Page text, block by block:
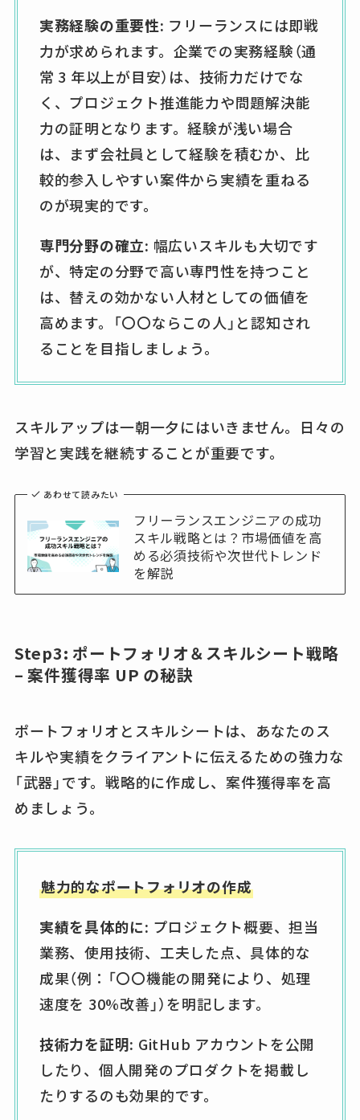
実務経験の重要性: フリーランスには即戦
力が求められます。企業での実務経験（通
常 3 年以上が目安）は、技術力だけでな
く、プロジェクト推進能力や問題解決能
力の証明となります。経験が浅い場合
は、まず会社員として経験を積むか、比
較的参入しやすい案件から実績を重ねる
のが現実的です。
専門分野の確立: 幅広いスキルも大切です
が、特定の分野で高い専門性を持つこと
は、替えの効かない人材としての価値を
高めます。「〇〇ならこの人」と認知され
ることを目指しましょう。
スキルアップは一朝一夕にはいきません。日々の
学習と実践を継続することが重要です。
あわせて読みたい
フリーランスエンジニアの成功
スキル戦略とは？市場価値を高
める必須技術や次世代トレンド
を解説
Step3: ポートフォリオ＆スキルシート戦略
– 案件獲得率 UP の秘訣
ポートフォリオとスキルシートは、あなたのス
キルや実績をクライアントに伝えるための強力な
「武器」です。戦略的に作成し、案件獲得率を高
めましょう。
魅力的なポートフォリオの作成
実績を具体的に: プロジェクト概要、担当
業務、使用技術、工夫した点、具体的な
成果（例：「〇〇機能の開発により、処理
速度を 30%改善」）を明記します。
技術力を証明: GitHub アカウントを公開
したり、個人開発のプロダクトを掲載し
たりするのも効果的です。